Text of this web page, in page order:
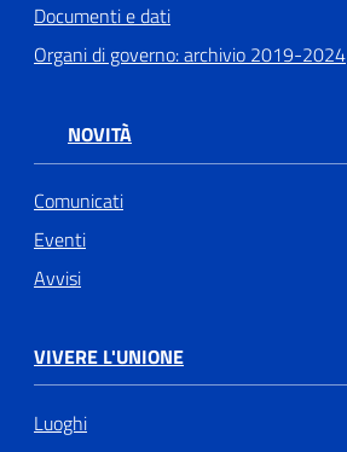
Documenti e dati
Organi di governo: archivio 2019-2024
NOVITÀ
Comunicati
Eventi
Avvisi
VIVERE L'UNIONE
Luoghi